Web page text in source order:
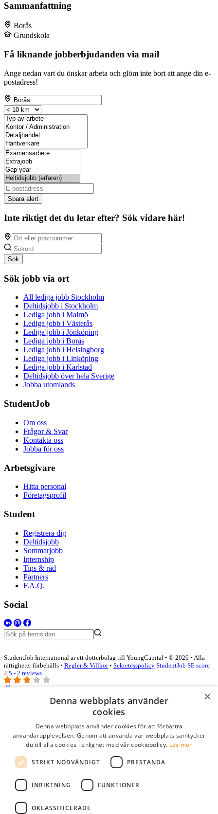
Sammanfattning
Borås
Grundskola
Få liknande jobberbjudanden via mail
Ange nedan vart du önskar arbeta och glöm inte bort att ange din e-
postadress!
Spara alert
Inte riktigt det du letar efter? Sök vidare här!
Sök
Sök jobb via ort
All lediga jobb Stockholm
Deltidsjobb i Stockholm
Lediga jobb i Malmö
Lediga jobb i Västerås
Lediga jobb i Jönköping
Lediga jobb i Borås
Lediga jobb i Helsingborg
Lediga jobb i Linköping
Lediga jobb i Karlstad
Deltidsjobb över hela Sverige
Jobba utomlands
StudentJob
Om oss
Frågor & Svar
Kontakta oss
Jobba för oss
Arbetsgivare
Hitta personal
Företagsprofil
Student
Registrera dig
Deltidsjobb
Sommarjobb
Internship
Tips & råd
Partners
F.A.Q.
Social
StudentJob International är ett dotterbolag till YoungCapital • © 2026 • Alla
rättigheter förbehålls • Regler & Villkor• Sekretesspolicy StudentJob SE score
4.5 - 2 reviews
Logga in som företag
Lösenord
kom ihåg mig
logga in
Kostnadsfri företagsprofil
×
Denna webbplats använder
cookies
Denna webbplats använder cookies för att förbättra
användarupplevelsen. Genom att använda vår webbplats samtycker
du till alla cookies i enlighet med vår cookiepolicy. Läs mer
STRIKT NÖDVÄNDIGT PRESTANDA
INRIKTNING FUNKTIONER
OKLASSIFICERADE